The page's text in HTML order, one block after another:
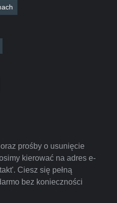
prośby o usunięcie
kierować na adres e-
Ciesz się pełną
bez konieczności